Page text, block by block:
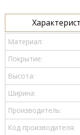
Материал:
Покрытие:
Высота:
Ширина:
Производитель:
Код производителя: